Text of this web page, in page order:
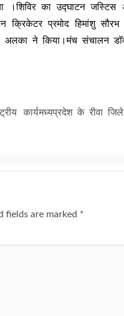
।शिविर का उद्घाटन
क्रिकेटर प्रमोद हिमांशु
अलका ने किया।मंच संचालन
कार्यमध्यप्रदेश के रीवा
fields are marked *